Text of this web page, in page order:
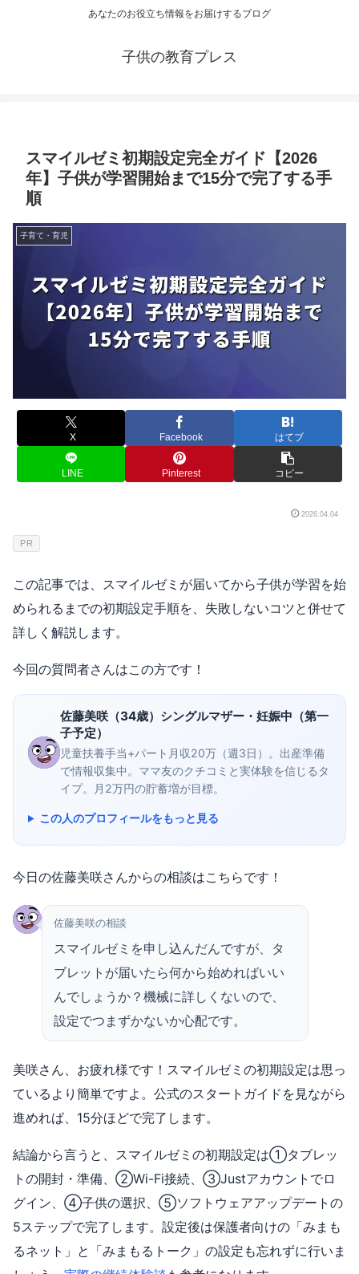
あなたのお役立ち情報をお届けするブログ
子供の教育プレス
スマイルゼミ初期設定完全ガイド【2026
年】子供が学習開始まで15分で完了する手
順
子育て・育児
X Facebook はてブ
LINE Pinterest コピー
2026.04.04
PR
この記事では、スマイルゼミが届いてから子供が学習を始
められるまでの初期設定手順を、失敗しないコツと併せて
詳しく解説します。
今回の質問者さんはこの方です！
佐藤美咲（34歳）シングルマザー・妊娠中（第一
子予定）
児童扶養手当+パート月収20万（週3日）。出産準備
で情報収集中。ママ友のクチコミと実体験を信じるタ
イプ。月2万円の貯蓄増が目標。
この人のプロフィールをもっと見る
今日の佐藤美咲さんからの相談はこちらです！
佐藤美咲の相談
スマイルゼミを申し込んだんですが、タ
ブレットが届いたら何から始めればいい
んでしょうか？機械に詳しくないので、
設定でつまずかないか心配です。
美咲さん、お疲れ様です！スマイルゼミの初期設定は思っ
ているより簡単ですよ。公式のスタートガイドを見ながら
進めれば、15分ほどで完了します。
結論から言うと、スマイルゼミの初期設定は①タブレッ
トの開封・準備、②Wi-Fi接続、③Justアカウントでロ
グイン、④子供の選択、⑤ソフトウェアアップデートの
5ステップで完了します。設定後は保護者向けの「みまも
るネット」と「みまもるトーク」の設定も忘れずに行いま